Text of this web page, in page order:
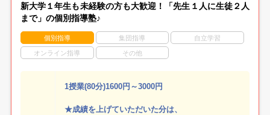
新大学１年生も未経験の方も大歓迎！「先生１人に生徒２人
まで」の個別指導塾♪
個別指導 集団指導 自立学習
オンライン指導 その他
1授業(80分)1600円～3000円
★成績を上げていただいた分は、